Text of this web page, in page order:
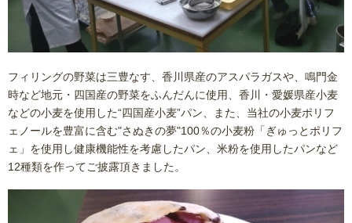
フィリングの野菜は三豊なす、香川県産のアスパラガスや、鳴門金
時など地元・四国産の野菜をふんだんに使用、香川・愛媛県産小麦
などの小麦を使用した“四国産小麦”パン、また、当社の小麦ポリフ
ェノールを豊富に含む"さぬきの夢"100％の小麦粉「ぎゅっとポリフ
ェ」を使用し健康機能性を考慮したパン、米粉を使用したパンなど
12種類を作ってご披露頂きました。